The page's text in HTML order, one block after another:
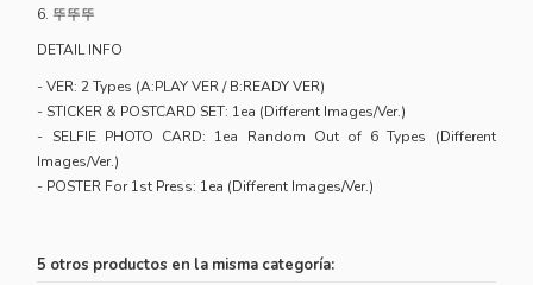
6. 뚜뚜뚜
DETAIL INFO
- VER: 2 Types (A:PLAY VER / B:READY VER)
- STICKER & POSTCARD SET: 1ea (Different Images/Ver.)
- SELFIE PHOTO CARD: 1ea Random Out of 6 Types (Different
Images/Ver.)
- POSTER For 1st Press: 1ea (Different Images/Ver.)
5 otros productos en la misma categoría: